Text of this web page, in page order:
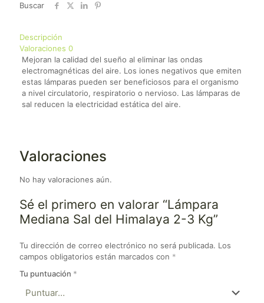
cantidad
Buscar
Descripción
Valoraciones 0
Mejoran la calidad del sueño al eliminar las ondas
electromagnéticas del aire. Los iones negativos que emiten
estas lámparas pueden ser beneficiosos para el organismo
a nivel circulatorio, respiratorio o nervioso. Las lámparas de
sal reducen la electricidad estática del aire.
Valoraciones
No hay valoraciones aún.
Sé el primero en valorar “Lámpara
Mediana Sal del Himalaya 2-3 Kg”
Tu dirección de correo electrónico no será publicada. Los
campos obligatorios están marcados con *
Tu puntuación *